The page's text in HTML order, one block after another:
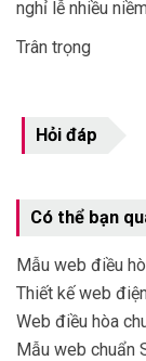
nghỉ lễ nhiều
Trân trọng
Hỏi đáp
Có thể bạn
Mẫu web điều
Thiết kế web
Web điều hòa
Mẫu web chuẩn